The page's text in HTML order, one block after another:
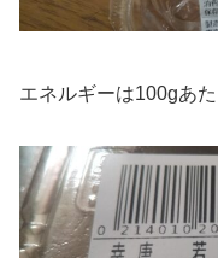
エネルギーは100gあ